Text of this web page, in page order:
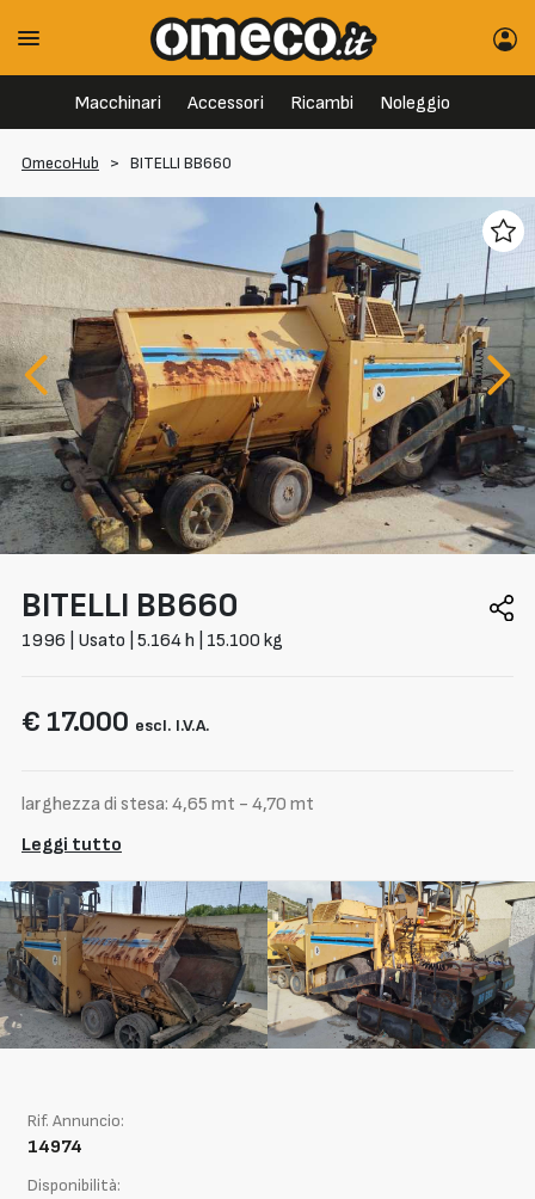
Macchinari Accessori Ricambi Noleggio
OmecoHub > BITELLI BB660
BITELLI BB660
1996 | Usato | 5.164 h | 15.100 kg
€ 17.000 escl. I.V.A.
larghezza di stesa: 4,65 mt - 4,70 mt
Leggi tutto
Rif. Annuncio:
14974
Disponibilità: